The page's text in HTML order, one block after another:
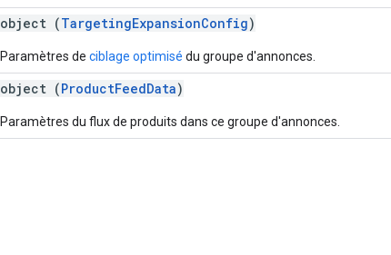
object (TargetingExpansionConfig)
Paramètres de ciblage optimisé du groupe d'annonces.
object (ProductFeedData)
Paramètres du flux de produits dans ce groupe d'annonces.